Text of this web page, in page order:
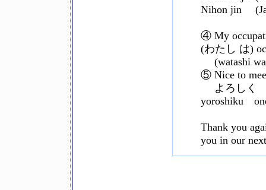
Nihon jin
④ My
(わたし は)
(watashi
⑤ Nice to
よろしく
yoroshiku
Thank you
you in our